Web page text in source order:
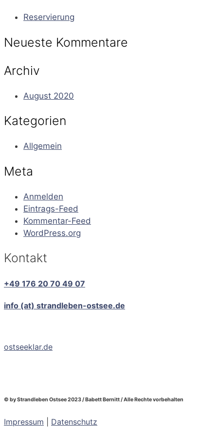
Reservierung
Neueste Kommentare
Archiv
August 2020
Kategorien
Allgemein
Meta
Anmelden
Eintrags-Feed
Kommentar-Feed
WordPress.org
Kontakt
+49 176 20 70 49 07
info (at) strandleben-ostsee.de
ostseeklar.de
© by Strandleben Ostsee 2023 / Babett Bernitt / Alle Rechte vorbehalten
Impressum Datenschutz